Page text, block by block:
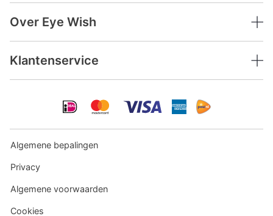
Over Eye Wish
Klantenservice
Algemene bepalingen
Privacy
Algemene voorwaarden
Cookies